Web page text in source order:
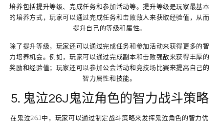
培养包括提升等级、完成任务和参加活动等。提升等级是玩家最基本
的培养方式，玩家可以通过完成任务和击败敌人来获取经验值，从而
提升自己的等级和属性。
除了提升等级，玩家还可以通过完成任务和参加活动来获得更多的智
力培养机会。例如，玩家可以通过完成副本和击败强敌来获得丰厚的
奖励和经验值；玩家还可以参加公会活动和竞技场比赛来提高自己的
智力属性和技能。
5. 鬼泣26J鬼泣角色的智力战斗策略
在鬼泣26J中，玩家可以通过制定战斗策略来发挥鬼泣角色的智力优